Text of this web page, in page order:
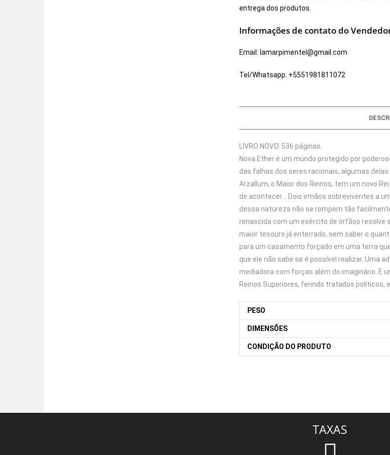
entrega dos produtos.
Informações de contato do
Email: lamarpimentel@gmail.com
Tel/Whatsapp: +5551981811072
LIVRO NOVO. 536 páginas.
Nova Ether é um mundo protegido por
das falhas dos seres racionais, algumas
Arzallum, o Maior dos Reinos, tem um novo
de acontecer… Dois irmãos sobreviventes a
dessa natureza não se rompem tão
renascida com um exército de órfãos resolve
maior tesouro já enterrado, sem saber o
para um casamento forçado em uma terra
que ele não sabe se é possível realizar. Uma
mediadora com forças além do imaginário. E
Reinos Superiores, ferindo tratados políticos,
PESO
DIMENSÕES
CONDIÇÃO DO PRODUTO
TAXAS